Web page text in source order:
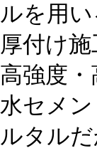
ルを用
厚付け
高強度・
水セメ
ルタル